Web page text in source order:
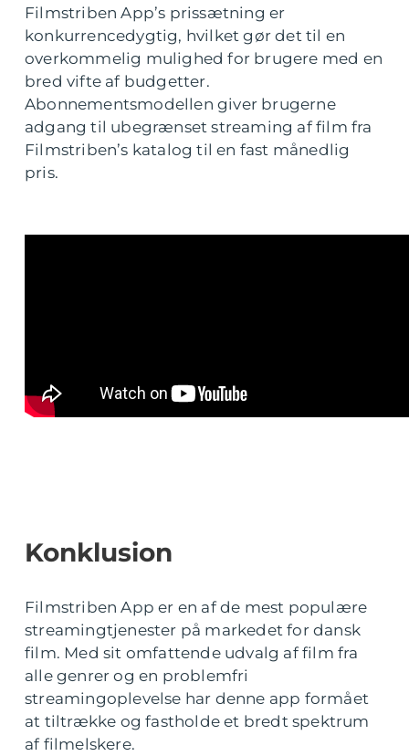
Filmstriben App’s prissætning er
konkurrencedygtig, hvilket gør det til en
overkommelig mulighed for brugere med en
bred vifte af budgetter.
Abonnementsmodellen giver brugerne
adgang til ubegrænset streaming af film fra
Filmstriben’s katalog til en fast månedlig
pris.
Konklusion
Filmstriben App er en af de mest populære
streamingtjenester på markedet for dansk
film. Med sit omfattende udvalg af film fra
alle genrer og en problemfri
streamingoplevelse har denne app formået
at tiltrække og fastholde et bredt spektrum
af filmelskere.